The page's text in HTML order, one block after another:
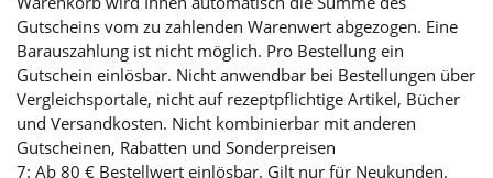
Gutscheins vom zu zahlenden Warenwert abgezogen. Eine
Barauszahlung ist nicht möglich. Pro Bestellung ein
Gutschein einlösbar. Nicht anwendbar bei Bestellungen über
Vergleichsportale, nicht auf rezeptpflichtige Artikel, Bücher
und Versandkosten. Nicht kombinierbar mit anderen
Gutscheinen, Rabatten und Sonderpreisen
7: Ab 80 € Bestellwert einlösbar. Gilt nur für Neukunden.